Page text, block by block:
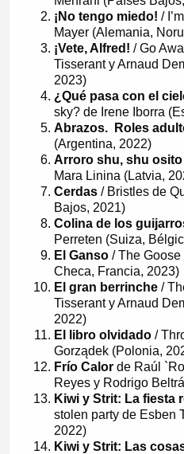
¡No tengo miedo! /
Mayer (Alemania,
¡Vete, Alfred! / Go
Tisserant y Arnaud
2023)
¿Qué pasa con el
sky? de Irene Iborra
Abrazos. Roles
(Argentina, 2022)
Arroro shu, shu osito
Mara Linina (Latvia,
Cerdas / Bristles de
Bajos, 2021)
Colina de los
Perreten (Suiza,
El Ganso/ The Goose
Checa, Francia, 2023)
El gran berrinche/
Tisserant y Arnaud
2022)
El libro olvidado/
Gorządek (Polonia,
Frío Calor de Raúl
Reyes y Rodrigo
Kiwi y Strit: La fiesta
stolen party de Esben
2022)
Kiwi y Strit: Las